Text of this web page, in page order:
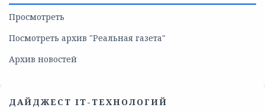
Просмотреть
Посмотреть архив "Реальная газета"
Архив новостей
ДАЙДЖЕСТ IT-ТЕХНОЛОГИЙ